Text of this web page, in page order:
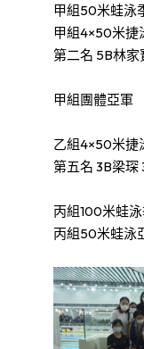
甲組50米蛙泳
甲組4×50米捷
第二名 5B林家
甲組團體亞軍
乙組4×50米捷
第五名 3B梁琛
丙組100米蛙
丙組50米蛙泳